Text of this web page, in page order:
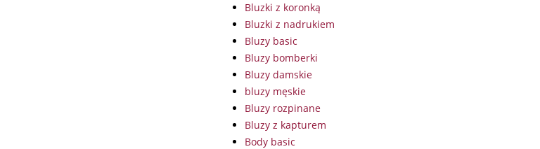
Bluzki z koronką
Bluzki z nadrukiem
Bluzy basic
Bluzy bomberki
Bluzy damskie
bluzy męskie
Bluzy rozpinane
Bluzy z kapturem
Body basic